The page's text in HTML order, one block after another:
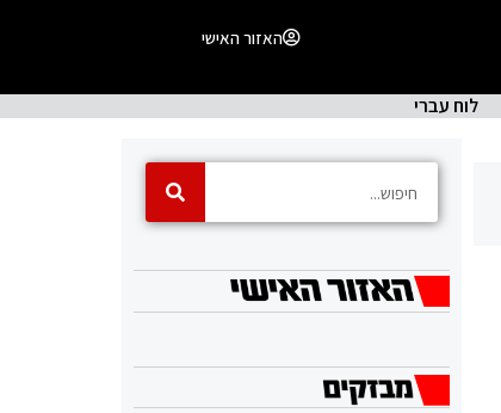
האזור האישי
לוח עברי